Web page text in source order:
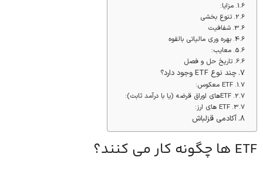
مزایا:
تنوع بخشی
شفافیت
بهره وری مالیاتی بالقوه
معایب:
تاریخ حل و فصل
چند نوع ETF وجود دارد؟
ETF معکوس:
ETFهای اوراق قرضه (یا با درآمد ثابت):
ETF های ارز:
آکادمی قزلباش
ETF ها چگونه کار می کنند؟